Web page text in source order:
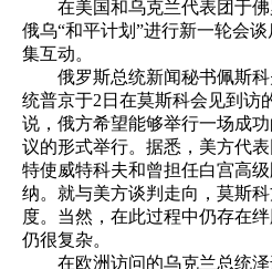
在美国和乌克兰代表团于佛
俄乌“和平计划”进行新一轮会
集互动。
俄罗斯总统新闻秘书佩斯科
统普京于2日在莫斯科会见到访
说，俄方希望能够举行一场成
议的形式举行。据悉，美方代
特使威特科夫和曾担任白宫高
纳。就与美方谈判走向，莫斯
度。当然，在此过程中仍存在
仍很复杂。
在欧洲访问的乌克兰总统泽